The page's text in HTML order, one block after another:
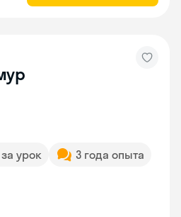
за урок
3 года опыта